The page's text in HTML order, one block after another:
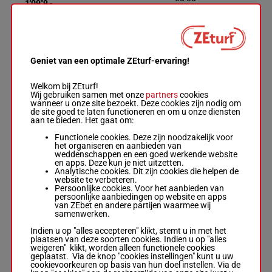
1'09"9-
FERRARI SISU
Conrad
R/10 - 2140m
1'11"2-
€ 417.478
5a 4a Da (22)
R/102140m1'11"2
€ 417.478
(22) 1a
1a
HIERRO BOKO
Forss Mik.-
André Eklundh
R/11 - 2140m
-
€ 268.542
2a
R/112140m1'11"9
€ 268.542
1a 2a 1a
1a 2a
FOUR GUYS
Geniet van een optimale ZEturf-ervaring!
Welkom bij ZEturf!
Wij gebruiken samen met onze partnerscookies
wanneer u onze site bezoekt. Deze cookies zijn nodig om
de site goed te laten functioneren en om u onze diensten
aan te bieden. Het gaat om:
Functionele cookies. Deze zijn noodzakelijk voor
het organiseren en aanbieden van
weddenschappen en een goed werkende website
en apps. Deze kun je niet uitzetten.
Analytische cookies. Dit zijn cookies die helpen de
website te verbeteren.
Persoonlijke cookies. Voor het aanbieden van
persoonlijke aanbiedingen op website en apps
van ZEbet en andere partijen waarmee wij
samenwerken.
Indien u op "alles accepteren" klikt, stemt u in met het
plaatsen van deze soorten cookies. Indien u op "alles
weigeren" klikt, worden alleen functionele cookies
geplaatst. Via de knop "cookies instellingen" kunt u uw
cookievoorkeuren op basis van hun doel instellen. Via de